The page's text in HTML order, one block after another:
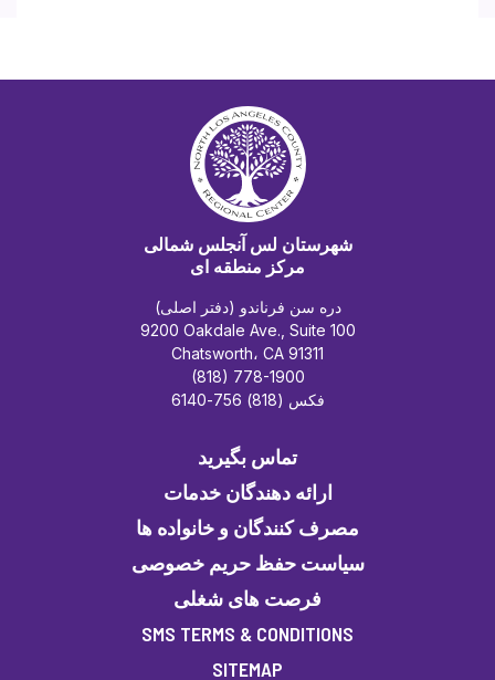
شهرستان لس آنجلس شمالی
مرکز منطقه ای
دره سن فرناندو (دفتر اصلی)
9200 Oakdale Ave., Suite 100
Chatsworth، CA 91311
(818) 778-1900
فکس (818) 756-6140
تماس بگیرید
ارائه دهندگان خدمات
مصرف کنندگان و خانواده ها
سیاست حفظ حریم خصوصی
فرصت های شغلی
SMS TERMS & CONDITIONS
SITEMAP